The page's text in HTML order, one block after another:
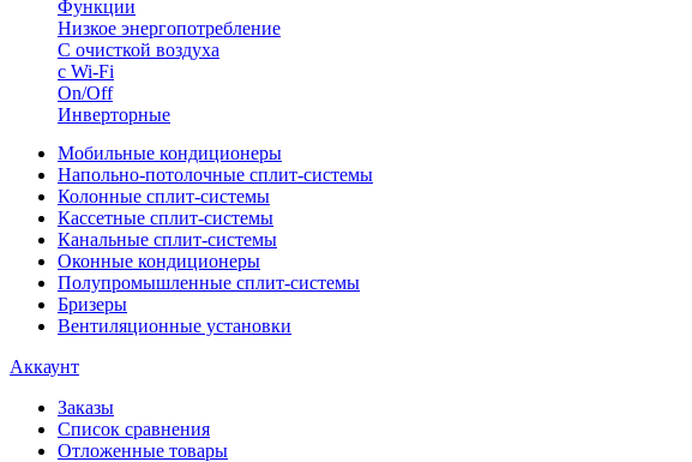
Функции
Низкое энергопотребление
С очисткой воздуха
с Wi-Fi
On/Off
Инверторные
Мобильные кондиционеры
Напольно-потолоч​ные ​сплит-системы
Колонные ​​сплит-системы
Кассетные сплит-системы
Канальные сплит-системы
Оконные кондиционеры
Полупромышленные сплит-системы
Бризеры
Вентиляционные установки
Аккаунт
Заказы
Список сравнения
Отложенные товары